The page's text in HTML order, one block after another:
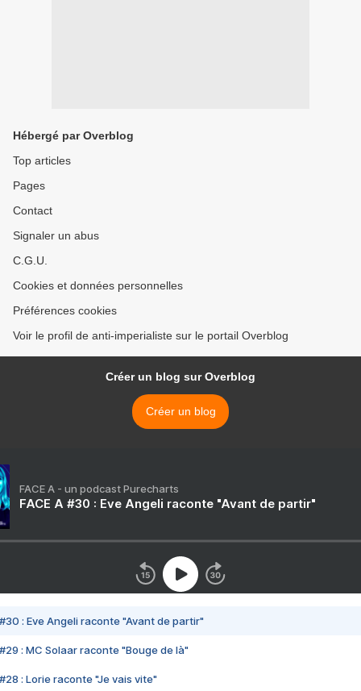
Hébergé par Overblog
Top articles
Pages
Contact
Signaler un abus
C.G.U.
Cookies et données personnelles
Préférences cookies
Voir le profil de anti-imperialiste sur le portail Overblog
Créer un blog sur Overblog
Créer un blog
FACE A - un podcast Purecharts
FACE A #30 : Eve Angeli raconte "Avant de partir"
#30 : Eve Angeli raconte "Avant de partir"
#29 : MC Solaar raconte "Bouge de là"
#28 : Lorie raconte "Je vais vite"